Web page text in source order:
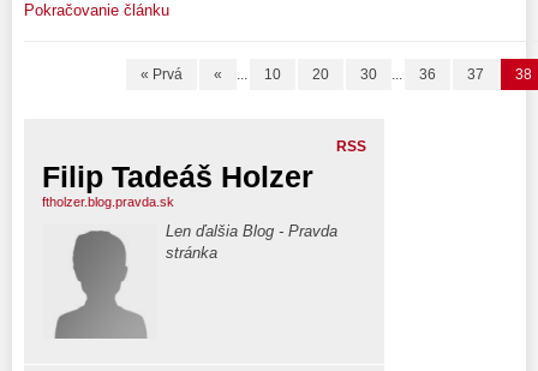
Pokračovanie článku
« Prvá « ... 10 20 30 ... 36 37 38
RSS
Filip Tadeáš Holzer
ftholzer.blog.pravda.sk
Len ďalšia Blog - Pravda
stránka